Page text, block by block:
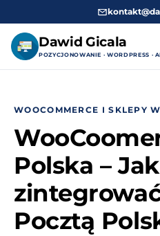
Dawid Gicala
POZYCJONOWANIE · WORDPRESS ·
treściWOOCOMMERCE I SKLEPY
Polska – Jak
Pocztą